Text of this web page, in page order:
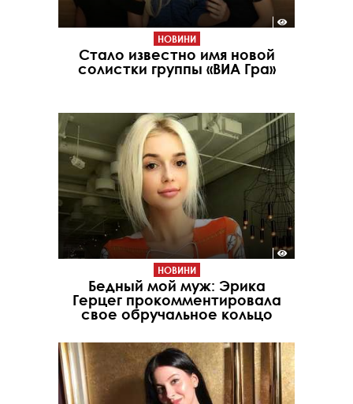
НОВИНИ
Стало известно имя новой
солистки группы «ВИА Гра»
НОВИНИ
Бедный мой муж: Эрика
Герцег прокомментировала
свое обручальное кольцо